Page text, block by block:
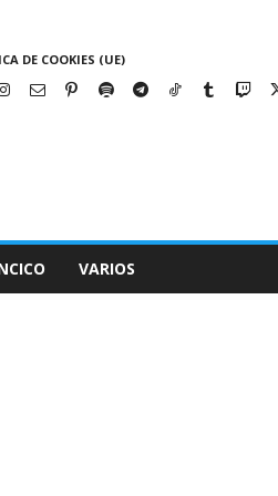
DE COOKIES (UE)
VARIOS